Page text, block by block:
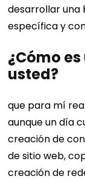
desarrollar una
específica y
¿Cómo
usted?
que para mí
aunque un día
creación de
de sitio web,
creación de